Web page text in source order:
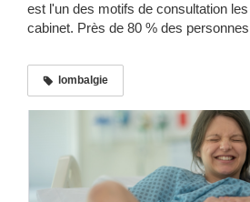
est l'un des motifs de consultation
cabinet. Près de 80 % des
lombalgie